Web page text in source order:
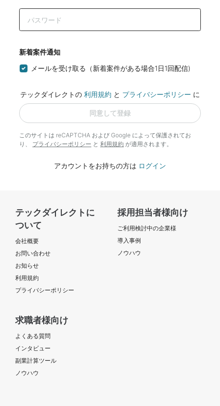
新着案件通知
メールを受け取る（新着案件がある場合1日1回配信)
テックダイレクトの 利用規約 と プライバシーポリシー に
同意して登録
このサイトは reCAPTCHA および Google によって保護されてお
り、 プライバシーポリシー と 利用規約 が適用されます。
アカウントをお持ちの方は ログイン
テックダイレクトに
ついて
会社概要
お問い合わせ
お知らせ
利用規約
プライバシーポリシー
採用担当者様向け
ご利用検討中の企業様
導入事例
ノウハウ
求職者様向け
よくある質問
インタビュー
副業計算ツール
ノウハウ